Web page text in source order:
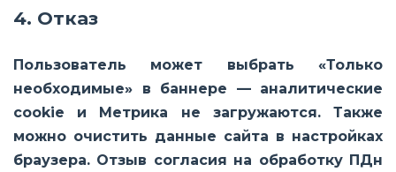
4. Отказ
Пользователь может выбрать «Только
необходимые» в баннере — аналитические
cookie и Метрика не загружаются. Также
можно очистить данные сайта в настройках
браузера. Отзыв согласия на обработку ПДн